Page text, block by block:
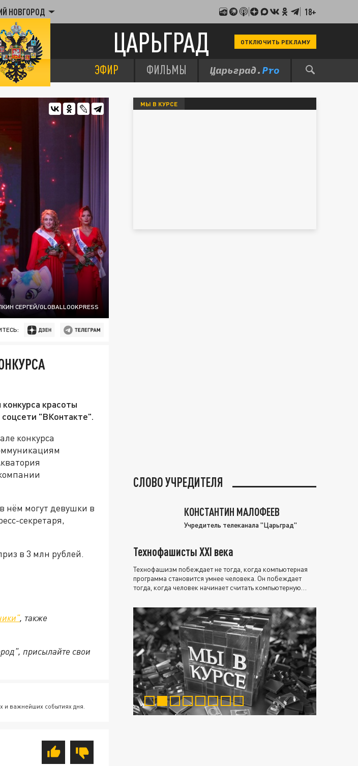
НОВГОРОД 18+
ЦАРЬГРАД ОТКЛЮЧИТЬ РЕКЛАМУ
ЭФИР ФИЛЬМЫ
СЕРГЕЙ/GLOBALLOOKPRESS
красоты
"ВКонтакте".
конкурса
нём могут девушки в
секретаря,
в 3 млн рублей.
, также
присылайте свои
и важнейших событиях дня.
МЫ В КУРСЕ
СЛОВО УЧРЕДИТЕЛЯ
КОНСТАНТИН МАЛОФЕЕВ
Учредитель телеканала "Царьград"
Технофашисты XXI века
Технофашизм побеждает не тогда, когда компьютерная
программа становится умнее человека. Он побеждает
тогда, когда человек начинает считать компьютерную